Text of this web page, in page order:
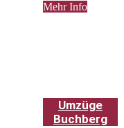
Mehr Info
Umzüge
Buchberg